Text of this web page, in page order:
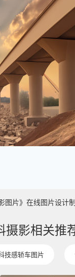
片》在线图片设
摄影相关推
技感轿车图片